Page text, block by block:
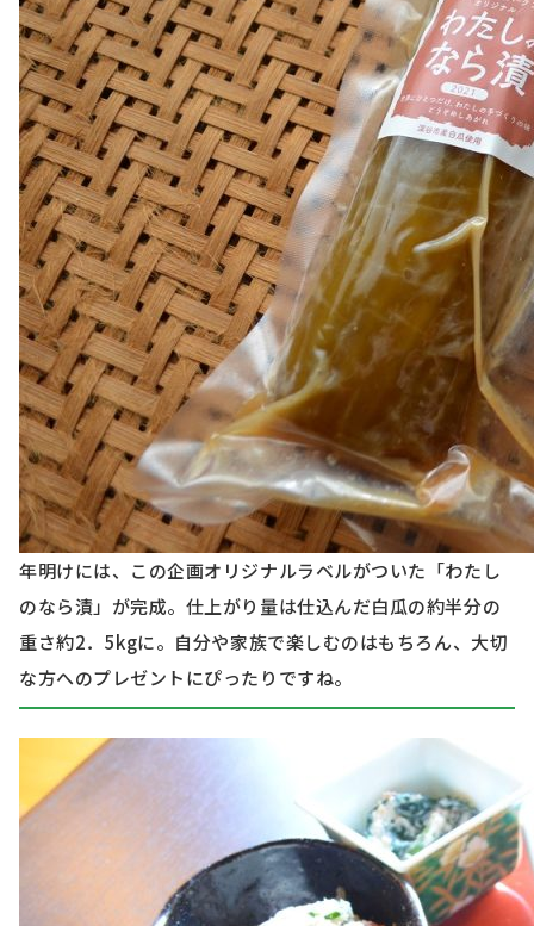
年明けには、この企画オリジナルラベルがついた「わたし
のなら漬」が完成。仕上がり量は仕込んだ白瓜の約半分の
重さ約2．5kgに。自分や家族で楽しむのはもちろん、大切
な方へのプレゼントにぴったりですね。